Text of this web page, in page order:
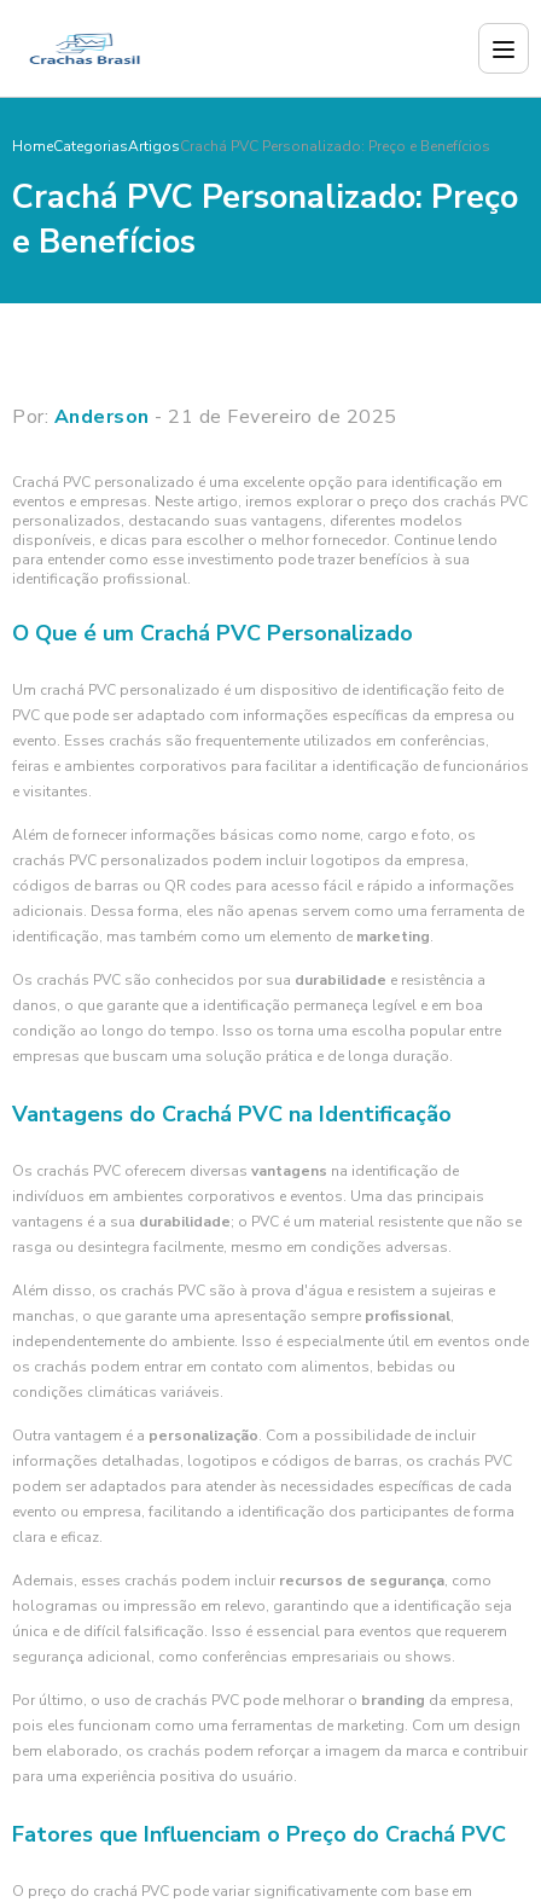
HomeCategoriasArtigosCrachá PVC Personalizado: Preço e Benefícios
Crachá PVC Personalizado: Preço
e Benefícios
Por: Anderson - 21 de Fevereiro de 2025
Crachá PVC personalizado é uma excelente opção para identificação em
eventos e empresas. Neste artigo, iremos explorar o preço dos crachás PVC
personalizados, destacando suas vantagens, diferentes modelos
disponíveis, e dicas para escolher o melhor fornecedor. Continue lendo
para entender como esse investimento pode trazer benefícios à sua
identificação profissional.
O Que é um Crachá PVC Personalizado
Um crachá PVC personalizado é um dispositivo de identificação feito de
PVC que pode ser adaptado com informações específicas da empresa ou
evento. Esses crachás são frequentemente utilizados em conferências,
feiras e ambientes corporativos para facilitar a identificação de funcionários
e visitantes.
Além de fornecer informações básicas como nome, cargo e foto, os
crachás PVC personalizados podem incluir logotipos da empresa,
códigos de barras ou QR codes para acesso fácil e rápido a informações
adicionais. Dessa forma, eles não apenas servem como uma ferramenta de
identificação, mas também como um elemento de marketing.
Os crachás PVC são conhecidos por sua durabilidade e resistência a
danos, o que garante que a identificação permaneça legível e em boa
condição ao longo do tempo. Isso os torna uma escolha popular entre
empresas que buscam uma solução prática e de longa duração.
Vantagens do Crachá PVC na Identificação
Os crachás PVC oferecem diversas vantagens na identificação de
indivíduos em ambientes corporativos e eventos. Uma das principais
vantagens é a sua durabilidade; o PVC é um material resistente que não se
rasga ou desintegra facilmente, mesmo em condições adversas.
Além disso, os crachás PVC são à prova d'água e resistem a sujeiras e
manchas, o que garante uma apresentação sempre profissional,
independentemente do ambiente. Isso é especialmente útil em eventos onde
os crachás podem entrar em contato com alimentos, bebidas ou
condições climáticas variáveis.
Outra vantagem é a personalização. Com a possibilidade de incluir
informações detalhadas, logotipos e códigos de barras, os crachás PVC
podem ser adaptados para atender às necessidades específicas de cada
evento ou empresa, facilitando a identificação dos participantes de forma
clara e eficaz.
Ademais, esses crachás podem incluir recursos de segurança, como
hologramas ou impressão em relevo, garantindo que a identificação seja
única e de difícil falsificação. Isso é essencial para eventos que requerem
segurança adicional, como conferências empresariais ou shows.
Por último, o uso de crachás PVC pode melhorar o branding da empresa,
pois eles funcionam como uma ferramentas de marketing. Com um design
bem elaborado, os crachás podem reforçar a imagem da marca e contribuir
para uma experiência positiva do usuário.
Fatores que Influenciam o Preço do Crachá PVC
O preço do crachá PVC pode variar significativamente com base em